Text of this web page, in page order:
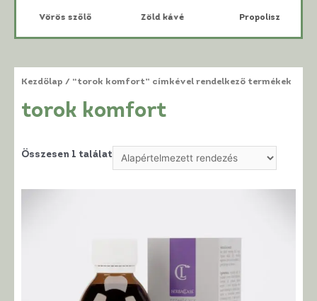
Vörös szőlő Zöld kávé Propolisz
Kezdőlap / “torok komfort” címkével rendelkező termékek
torok komfort
Összesen 1 találat